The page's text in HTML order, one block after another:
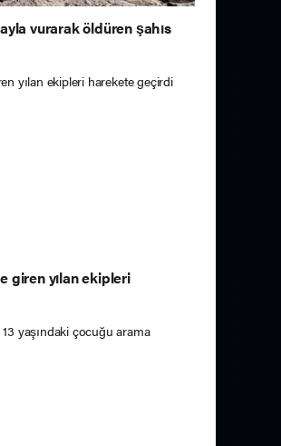
vurarak öldüren şahıs
giren yılan ekipleri